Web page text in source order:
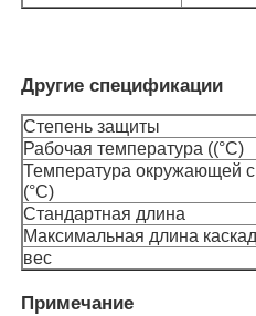
Модуль СИД AC
Модуль светодиода
Большая неоновая
Другие спецификации
Степень защиты
Рабочая температура ((°C)
Температура окружающей
(°C)
Стандартная длина
Максимальная длина
вес
Примечание